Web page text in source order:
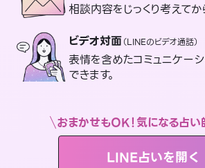
相談内容をじっくり考えてか
ビデオ対面（LINEのビデオ通話）
表情を含めたコミュニケー
できます。
おまかせもOK！気になる占い
LINE占いを開く